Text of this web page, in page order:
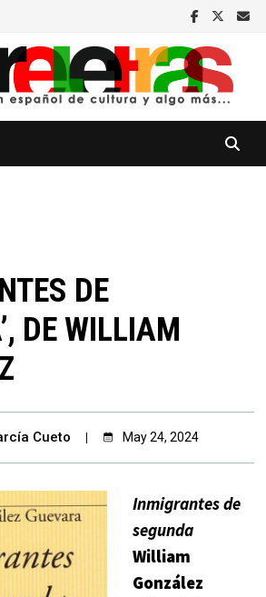
DE
DE WILLIAM
Cueto May 24, 2024
Inmigrantes de
segunda
William
González